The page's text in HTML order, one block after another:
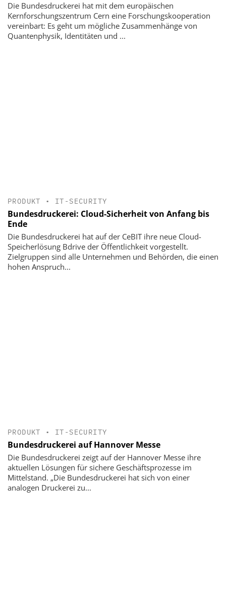
Die Bundesdruckerei hat mit dem europäischen
Kernforschungszentrum Cern eine Forschungskooperation
vereinbart: Es geht um mögliche Zusammenhänge von
Quantenphysik, Identitäten und ...
PRODUKT • IT-SECURITY
Bundesdruckerei: Cloud-Sicherheit von Anfang bis
Ende
Die Bundesdruckerei hat auf der CeBIT ihre neue Cloud-
Speicherlösung Bdrive der Öffentlichkeit vorgestellt.
Zielgruppen sind alle Unternehmen und Behörden, die einen
hohen Anspruch...
PRODUKT • IT-SECURITY
Bundesdruckerei auf Hannover Messe
Die Bundesdruckerei zeigt auf der Hannover Messe ihre
aktuellen Lösungen für sichere Geschäftsprozesse im
Mittelstand. „Die Bundesdruckerei hat sich von einer
analogen Druckerei zu...